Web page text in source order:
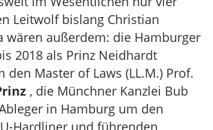
Leitwolf bislang Christian
wären außerdem: die Hamburger
2018 als Prinz Neidhardt
den Master of Laws (LL.M.) Prof.
, die Münchner Kanzlei Bub
in Hamburg um den
Hardliner und führenden